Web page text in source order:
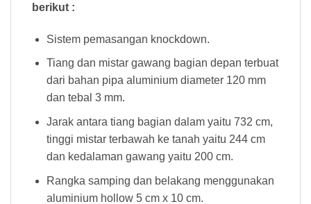
berikut :
Sistem pemasangan knockdown.
Tiang dan mistar gawang bagian depan terbuat
dari bahan pipa aluminium diameter 120 mm
dan tebal 3 mm.
Jarak antara tiang bagian dalam yaitu 732 cm,
tinggi mistar terbawah ke tanah yaitu 244 cm
dan kedalaman gawang yaitu 200 cm.
Rangka samping dan belakang menggunakan
aluminium hollow 5 cm x 10 cm.